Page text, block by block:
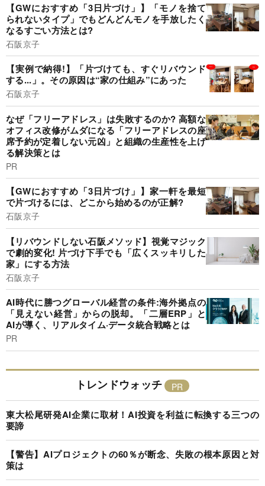
【GWにおすすめ「3日片づけ」】「モノを捨て
られないタイプ」でもどんどんモノを手放したく
なるすごい方法とは?
石阪京子
【実例で納得!】「片づけても、すぐリバウンド
する...」。その原因は“家の仕組み”にあった
石阪京子
なぜ「フリーアドレス」は失敗するのか? 高額な
オフィス改修がムダになる「フリーアドレスの座
席予約が定着しない元凶」と組織の生産性を上げ
る解決策とは
PR
【GWにおすすめ「3日片づけ」】家一軒を最短
で片づけるには、どこから始めるのが正解?
石阪京子
【リバウンドしない石阪メソッド】視覚マジック
で劇的変化! 片づけ下手でも「広くスッキリした
家」にする方法
石阪京子
AI時代に勝つグローバル経営の条件:海外拠点の
「見えない経営」からの脱却。「二層ERP」と
AIが導く、リアルタイム·データ統合戦略とは
PR
トレンドウォッチ
東大松尾研発AI企業に取材！AI投資を利益に転換する三つの
要諦
【警告】AIプロジェクトの60％が断念、失敗の根本原因と対
策は